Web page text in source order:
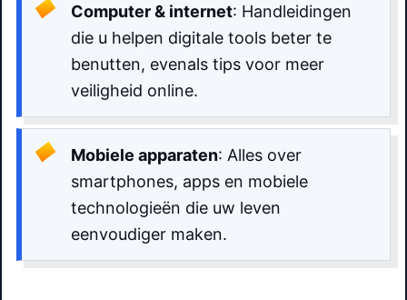
Computer & internet: Handleidingen
die u helpen digitale tools beter te
benutten, evenals tips voor meer
veiligheid online.
Mobiele apparaten: Alles over
smartphones, apps en mobiele
technologieën die uw leven
eenvoudiger maken.